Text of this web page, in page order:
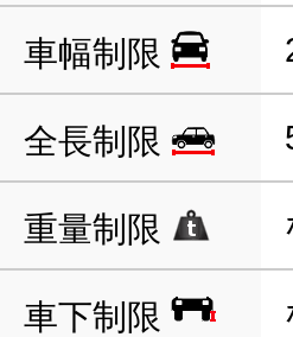
車幅制限
全長制限
重量制限
車下制限